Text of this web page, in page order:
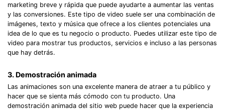
marketing breve y rápida que puede ayudarte a aumentar las ventas
y las conversiones. Este tipo de video suele ser una combinación de
imágenes, texto y música que ofrece a los clientes potenciales una
idea de lo que es tu negocio o producto. Puedes utilizar este tipo de
video para mostrar tus productos, servicios e incluso a las personas
que hay detrás.
3. Demostración animada
Las animaciones son una excelente manera de atraer a tu público y
hacer que se sienta más cómodo con tu producto. Una
demostración animada del sitio web puede hacer que la experiencia